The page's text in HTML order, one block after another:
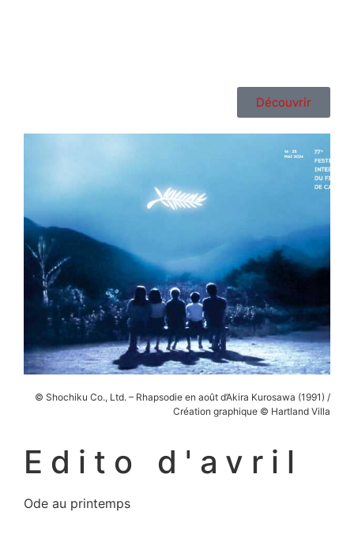
Découvrir
© Shochiku Co., Ltd. – Rhapsodie en août d’Akira Kurosawa (1991) /
Création graphique © Hartland Villa
Edito d'avril
Ode au printemps